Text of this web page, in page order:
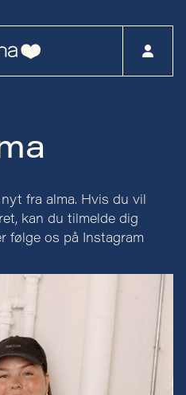
fra alma. Hvis du vil
kan du tilmelde dig
følge os på Instagram